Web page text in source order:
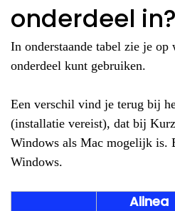
onderdeel in?
In onderstaande tabel zie je
onderdeel kunt gebruiken.
Een verschil vind je terug bij
(installatie vereist), dat bij
Windows als Mac mogelijk is.
Windows.
Alinea